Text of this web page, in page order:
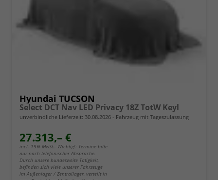
Hyundai TUCSON
Select DCT Nav LED Privacy 18Z TotW Keyl
unverbindliche Lieferzeit: 30.08.2026 Fahrzeug mit Tageszulassung
27.313,– €
incl. 19% MwSt.. Wichtig!: Termine bitte
nur nach telefonischer Absprache.
Durch unsere bundesweite Tätigkeit,
befinden sich viele unserer Fahrzeuge
im Außenlager / Zentrallager, verteilt in